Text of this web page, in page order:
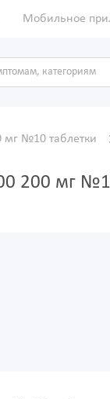
Мобильное
мг №10 таблетки
200 мг